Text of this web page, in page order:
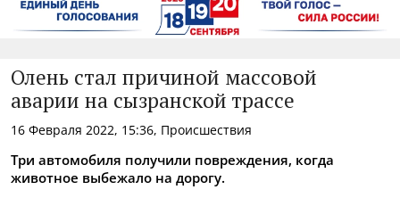
Олень стал причиной массовой
аварии на сызранской трассе
16 Февраля 2022, 15:36, Происшествия
Три автомобиля получили повреждения, когда
животное выбежало на дорогу.